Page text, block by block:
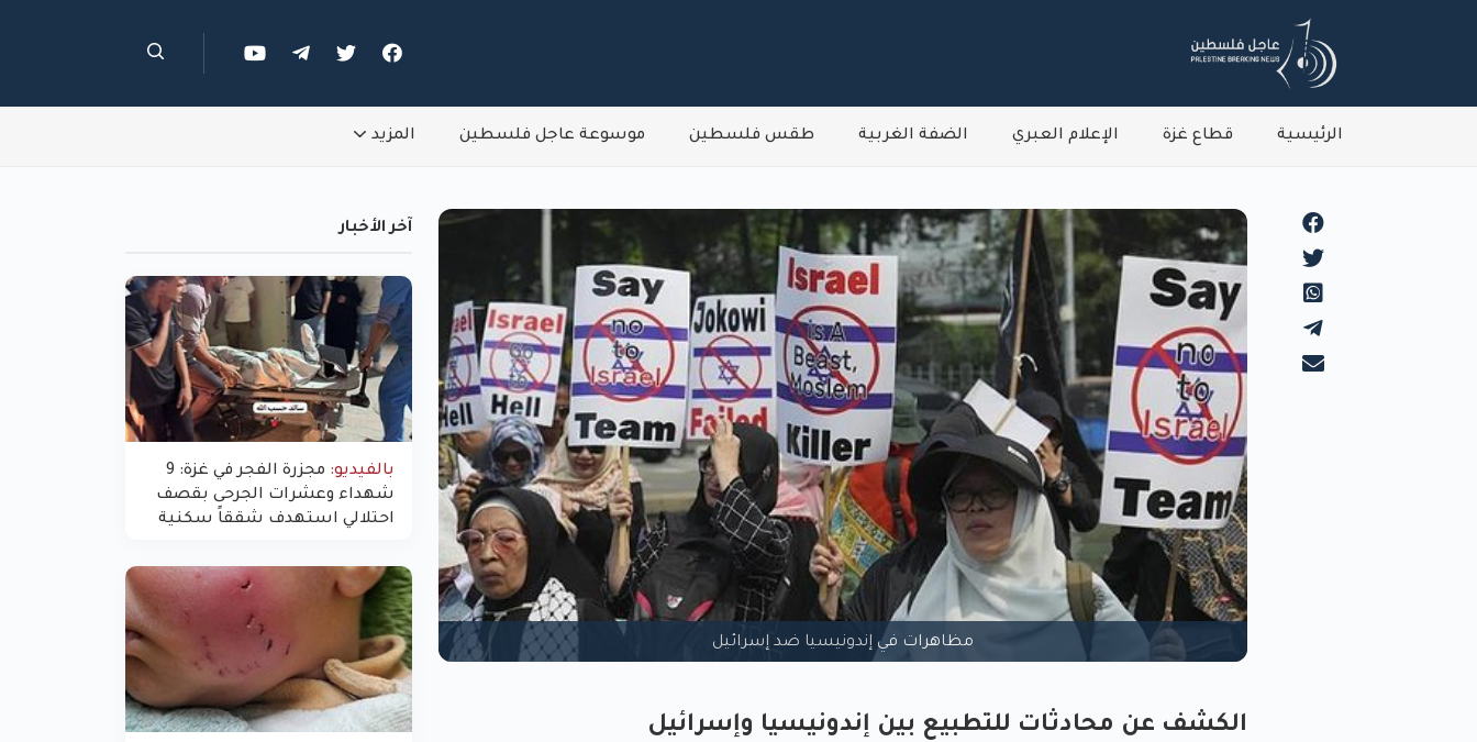
الرئيسية قطاع غزة الإعلام العبري الضفة الغربية طقس فلسطين موسوعة عاجل فلسطين المزيد
مظاهرات في إندونيسيا ضد إسرائيل
الكشف عن محادثات للتطبيع بين إندونيسيا وإسرائيل
آخر الأخبار
بالفيديو:
مجزرة الفجر في غزة: 9
شهداء وعشرات الجرحى بقصف
احتلالي استهدف شققاً سكنية